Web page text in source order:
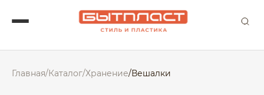
Главная/Каталог/Хранение/Вешалки